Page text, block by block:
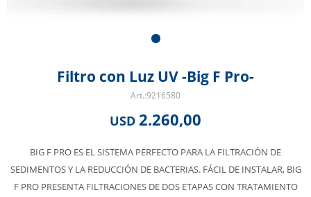
Filtro con Luz UV -Big F Pro-
9216580
USD 2.260,00
BIG F PRO ES EL SISTEMA PERFECTO PARA LA FILTRACIÓN DE
SEDIMENTOS Y LA REDUCCIÓN DE BACTERIAS. FÁCIL DE INSTALAR, BIG
F PRO PRESENTA FILTRACIONES DE DOS ETAPAS CON TRATAMIENTO